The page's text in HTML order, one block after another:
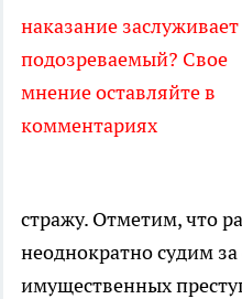
наказание заслуживает
подозреваемый? Свое
мнение оставляйте в
комментариях
стражу. Отметим, что
неоднократно судим
имущественных